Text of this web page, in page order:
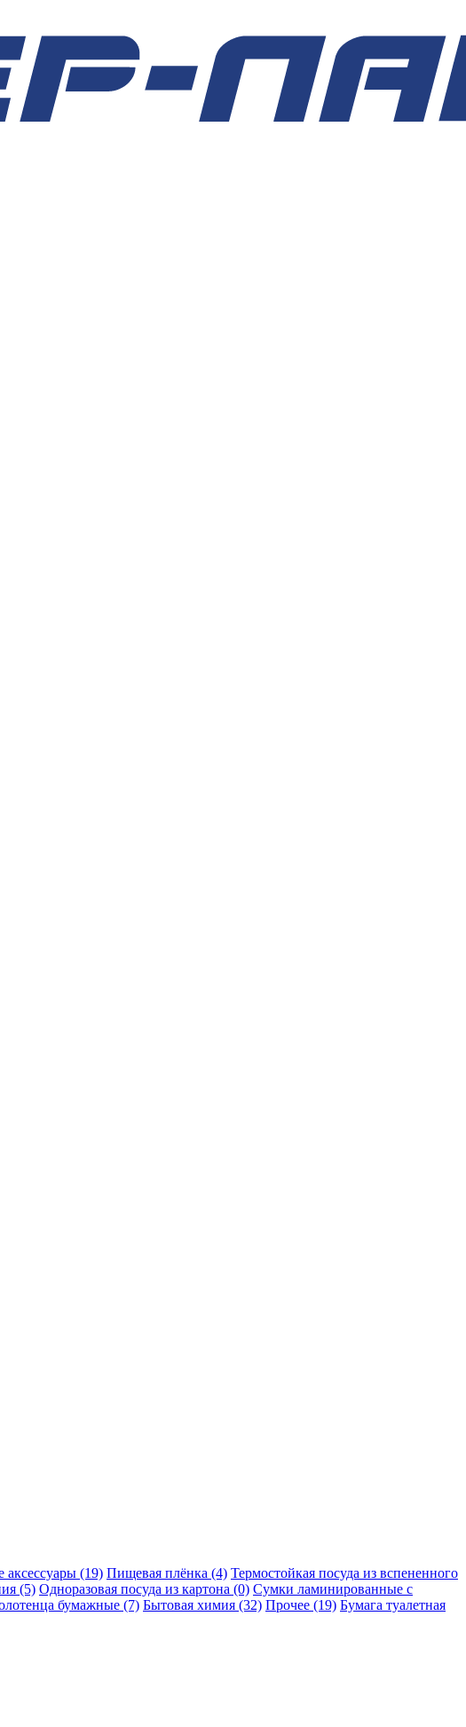
аксессуары (19) Пищевая плёнка (4) Термостойкая посуда из вспененного
(5) Одноразовая посуда из картона (0) Сумки ламинированные с
бумажные (7) Бытовая химия (32) Прочее (19) Бумага туалетная